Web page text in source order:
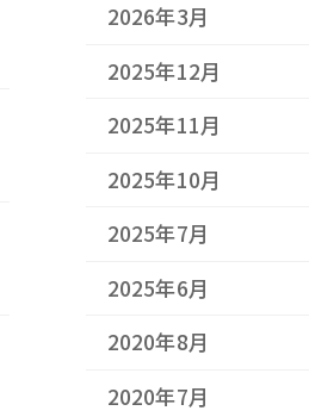
2026年3月
2025年12月
2025年11月
2025年10月
2025年7月
2025年6月
2020年8月
2020年7月